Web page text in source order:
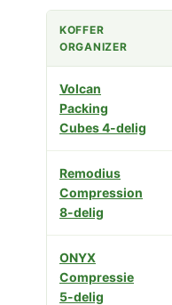
KOFFER
ORGANIZER
Volcan
Packing
Cubes 4-delig
Remodius
Compression
8-delig
ONYX
Compressie
5-delig